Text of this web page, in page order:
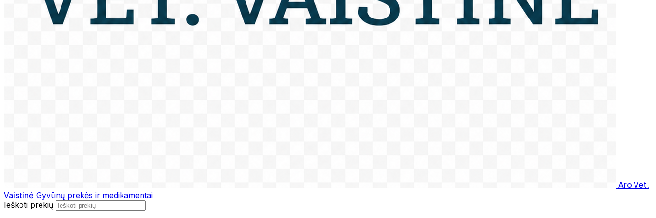
Aro Vet.
Vaistinė Gyvūnų prekės ir medikamentai
Ieškoti prekių